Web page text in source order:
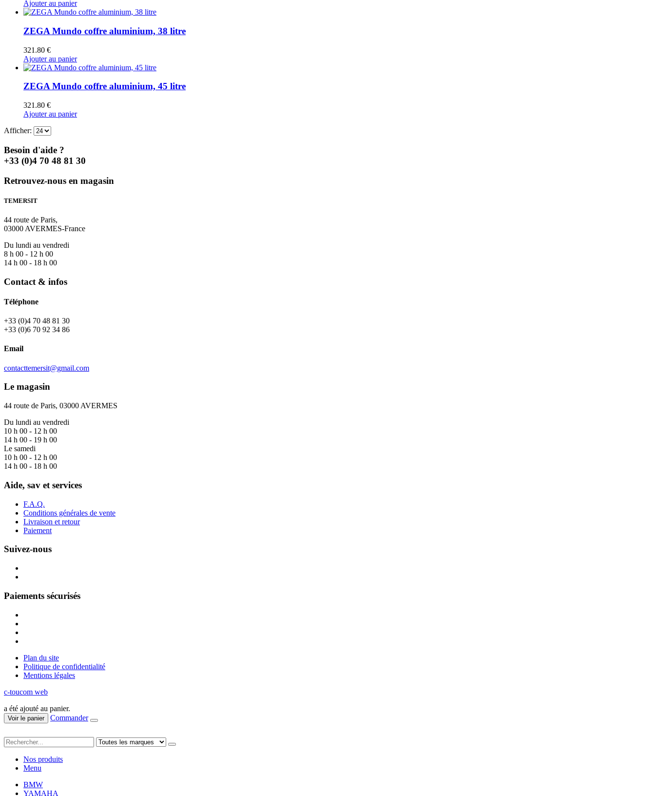
Ajouter au panier
ZEGA Mundo coffre aluminium, 38 litre
321.80 €
Ajouter au panier
ZEGA Mundo coffre aluminium, 45 litre
321.80 €
Ajouter au panier
Afficher:
Besoin d'aide ?
+33 (0)4 70 48 81 30
Retrouvez-nous en magasin
TEMERSIT
44 route de Paris,
03000 AVERMES-France
Du lundi au vendredi
8 h 00 - 12 h 00
14 h 00 - 18 h 00
Contact & infos
Téléphone
+33 (0)4 70 48 81 30
+33 (0)6 70 92 34 86
Email
contacttemersit@gmail.com
Le magasin
44 route de Paris, 03000 AVERMES
Du lundi au vendredi
10 h 00 - 12 h 00
14 h 00 - 19 h 00
Le samedi
10 h 00 - 12 h 00
14 h 00 - 18 h 00
Aide, sav et services
F.A.Q.
Conditions générales de vente
Livraison et retour
Paiement
Suivez-nous
Paiements sécurisés
Plan du site
Politique de confidentialité
Mentions légales
c-toucom web
a été ajouté au panier.
Voir le panier Commander
Nos produits
Menu
BMW
YAMAHA